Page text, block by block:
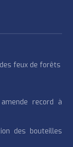
feux de forêts
record à
des bouteilles